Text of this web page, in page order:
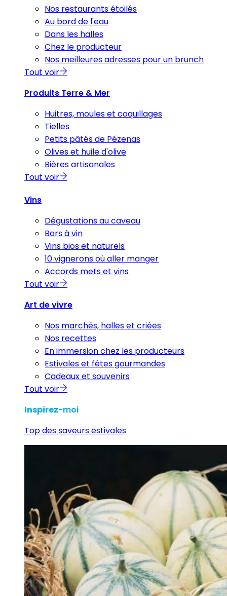
Nos restaurants étoilés
Au bord de l'eau
Dans les halles
Chez le producteur
Nos meilleures adresses pour un brunch
Tout voir
Produits Terre & Mer
Huitres, moules et coquillages
Tielles
Petits pâtés de Pézenas
Olives et huile d'olive
Bières artisanales
Tout voir
Vins
Dégustations au caveau
Bars à vin
Vins bios et naturels
10 vignerons où aller manger
Accords mets et vins
Tout voir
Art de vivre
Nos marchés, halles et criées
Nos recettes
En immersion chez les producteurs
Estivales et fêtes gourmandes
Cadeaux et souvenirs
Tout voir
Inspirez-moi
Top des saveurs estivales